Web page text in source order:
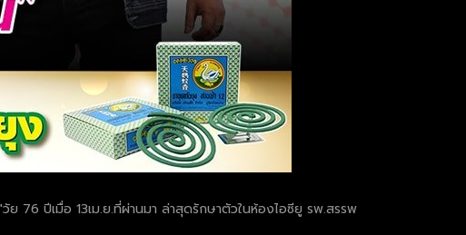
76 ปีเมื่อ 13เม.ย.ที่ผ่านมา ล่าสุดรักษาตัวในห้องไอซียู รพ.สรรพ